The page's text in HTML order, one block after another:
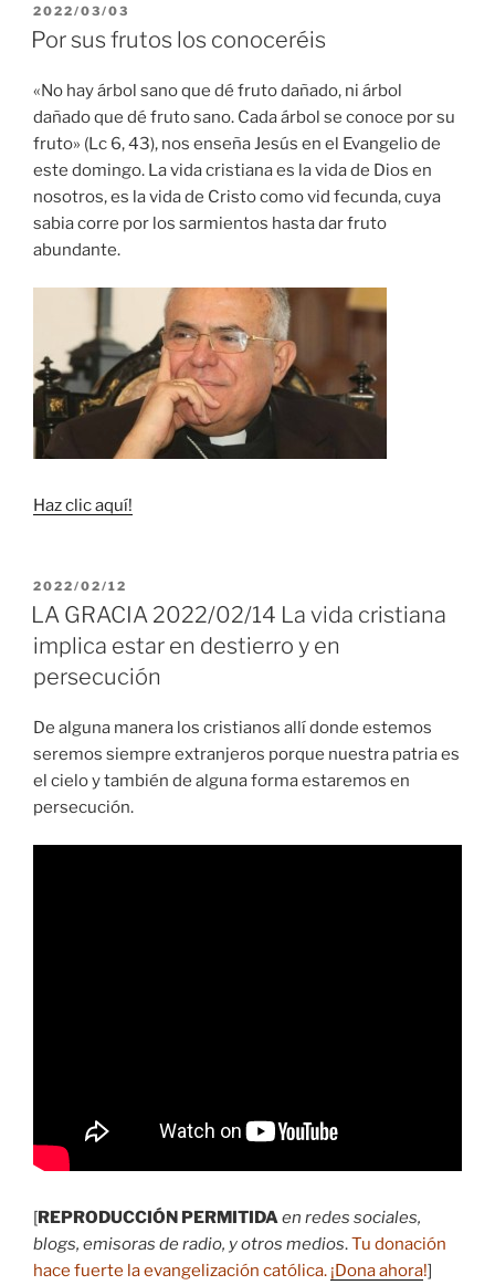
PUBLICADO
EL
2022/03/03
Por sus frutos los conoceréis
«No hay árbol sano que dé fruto dañado, ni árbol
dañado que dé fruto sano. Cada árbol se conoce por su
fruto» (Lc 6, 43), nos enseña Jesús en el Evangelio de
este domingo. La vida cristiana es la vida de Dios en
nosotros, es la vida de Cristo como vid fecunda, cuya
sabia corre por los sarmientos hasta dar fruto
abundante.
Haz clic aquí!
PUBLICADO
EL
2022/02/12
LA GRACIA 2022/02/14 La vida cristiana
implica estar en destierro y en
persecución
De alguna manera los cristianos allí donde estemos
seremos siempre extranjeros porque nuestra patria es
el cielo y también de alguna forma estaremos en
persecución.
[REPRODUCCIÓN PERMITIDAen redes sociales,
blogs, emisoras de radio, y otros medios.Tu donación
hace fuerte la evangelización católica. ¡Dona ahora!]